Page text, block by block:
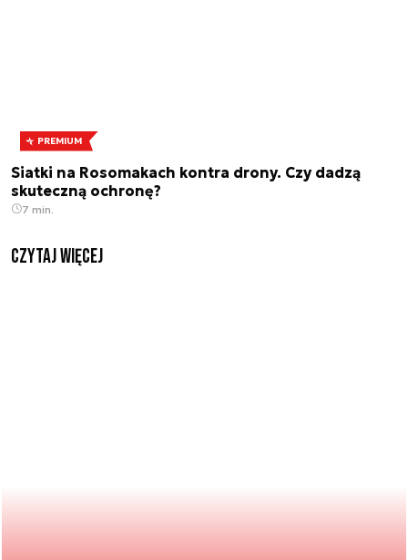
PREMIUM
Siatki na Rosomakach kontra drony. Czy dadzą
skuteczną ochronę?
7 min.
czytaj więcej